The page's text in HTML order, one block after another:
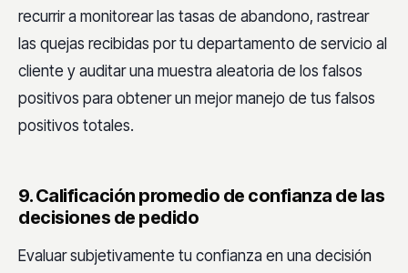
recurrir a monitorear las tasas de abandono, rastrear
las quejas recibidas por tu departamento de servicio al
cliente y auditar una muestra aleatoria de los falsos
positivos para obtener un mejor manejo de tus falsos
positivos totales.
9. Calificación promedio de confianza de las
decisiones de pedido
Evaluar subjetivamente tu confianza en una decisión